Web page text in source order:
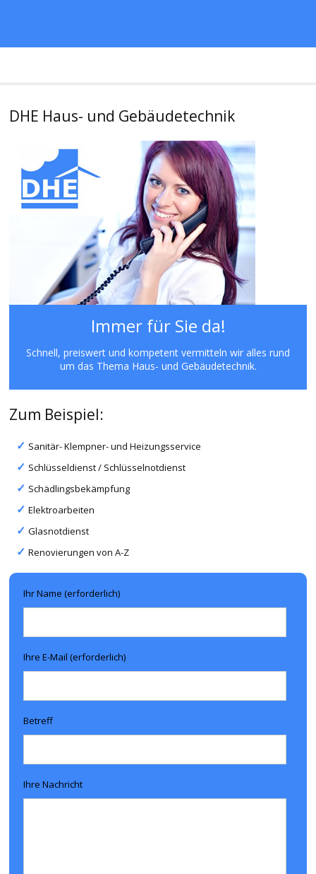
DHE Haus- und Gebäudetechnik
Immer für Sie da!
Schnell, preiswert und kompetent vermitteln wir alles rund
um das Thema Haus- und Gebäudetechnik.
Zum Beispiel:
Sanitär- Klempner- und Heizungsservice
Schlüsseldienst / Schlüsselnotdienst
Schädlingsbekämpfung
Elektroarbeiten
Glasnotdienst
Renovierungen von A-Z
Ihr Name (erforderlich)
Ihre E-Mail (erforderlich)
Betreff
Ihre Nachricht